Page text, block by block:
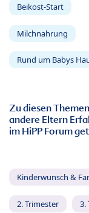
Beikost-Start
Milchnahrung
Rund um Babys
Zu diesen
andere Eltern
im HiPP Forum
Kinderwunsch &
2. Trimester 3.